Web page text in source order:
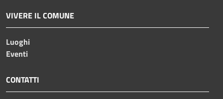
VIVERE IL COMUNE
Luoghi
Eventi
CONTATTI